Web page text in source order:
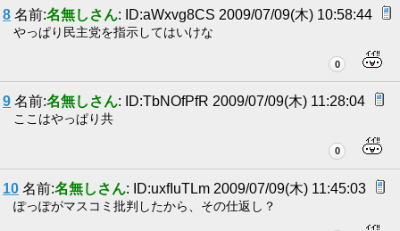
8 名前:名無しさん: ID:aWxvg8CS 2009/07/09(木) 10:58:44
やっぱり民主党を指示してはいけな
0
9 名前:名無しさん: ID:TbNOfPfR 2009/07/09(木) 11:28:04
ここはやっぱり共
0
10 名前:名無しさん: ID:uxfIuTLm 2009/07/09(木) 11:45:03
ぽっぽがマスコミ批判したから、その仕返し？